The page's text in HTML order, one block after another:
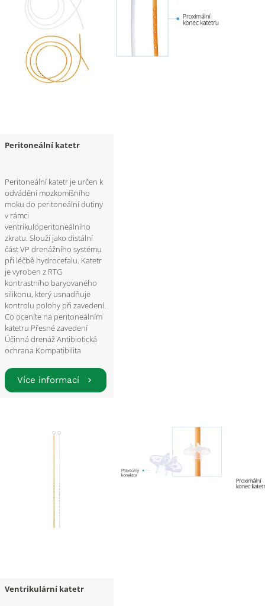
Peritoneální katetr
Peritoneální katetr je určen k
odvádění mozkomíšního
moku do peritoneální dutiny
v rámci
ventrikuloperitoneálního
zkratu. Slouží jako distální
část VP drenážního systému
při léčbě hydrocefalu. Katetr
je vyroben z RTG
kontrastního baryovaného
silikonu, který usnadňuje
kontrolu polohy při zavedení.
Co oceníte na peritoneálním
katetru Přesné zavedení
Účinná drenáž Antibiotická
ochrana Kompatibilita
Více informací
Ventrikulární katetr